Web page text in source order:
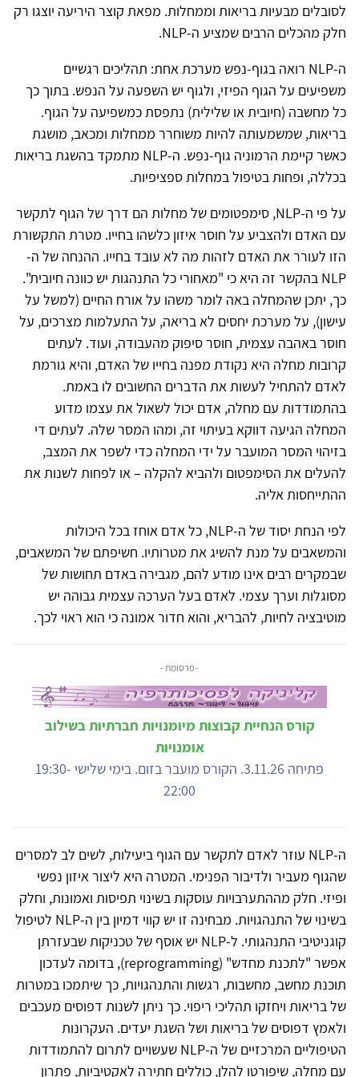
לסובלים מבעיות בריאות וממחלות. מפאת קוצר היריעה יוצגו רק
חלק מהכלים הרבים שמציע ה-NLP.
ה-NLP רואה בגוף-נפש מערכת אחת: תהליכים רגשיים
משפיעים על הגוף הפיזי, ולגוף יש השפעה על הנפש. בתוך כך
כל מחשבה (חיובית או שלילית) נתפסת כמשפיעה על הגוף.
בריאות, שמשמעותה להיות משוחרר ממחלות ומכאב, מושגת
כאשר קיימת הרמוניה גוף-נפש. ה-NLP מתמקד בהשגת בריאות
בכללה, ופחות בטיפול במחלות ספציפיות.
על פי ה-NLP, סימפטומים של מחלות הם דרך של הגוף לתקשר
עם האדם ולהצביע על חוסר איזון כלשהו בחייו. מטרת התקשורת
הזו לעורר את האדם לזהות מה לא עובד בחייו. ההנחה של ה-
NLP בהקשר זה היא כי "מאחורי כל התנהגות יש כוונה חיובית".
כך, יתכן שהמחלה באה לומר משהו על אורח החיים (למשל על
עישון), על מערכת יחסים לא בריאה, על התעלמות מצרכים, על
חוסר באהבה עצמית, חוסר סיפוק מהעבודה, ועוד. לעתים
קרובות מחלה היא נקודת מפנה בחייו של האדם, והיא גורמת
לאדם להתחיל לעשות את הדברים החשובים לו באמת.
בהתמודדות עם מחלה, אדם יכול לשאול את עצמו מדוע
המחלה הגיעה דווקא בעיתוי זה, ומהו המסר שלה. לעתים די
בזיהוי המסר המועבר על ידי המחלה כדי לשפר את המצב,
להעלים את הסימפטום ולהביא להקלה – או לפחות לשנות את
ההתייחסות אליה.
לפי הנחת יסוד של ה-NLP, כל אדם אוחז בכל היכולות
והמשאבים על מנת להשיג את מטרותיו. חשיפתם של המשאבים,
שבמקרים רבים אינו מודע להם, מגבירה באדם תחושות של
מסוגלות וערך עצמי. לאדם בעל הערכה עצמית גבוהה יש
מוטיבציה לחיות, להבריא, והוא חדור אמונה כי הוא ראוי לכך.
- פרסומת -
קורס הנחיית קבוצות מיומנויות חברתיות בשילוב
אומנויות
פתיחה 3.11.26. הקורס מועבר בזום. בימי שלישי 19:30-
22:00
ה-NLP עוזר לאדם לתקשר עם הגוף ביעילות, לשים לב למסרים
שהגוף מעביר ולדיבור הפנימי. המטרה היא ליצור איזון נפשי
ופיזי. חלק מההתערבויות עוסקות בשינוי תפיסות ואמונות, וחלק
בשינוי של התנהגויות. מבחינה זו יש קווי דמיון בין ה-NLP לטיפול
קוגניטיבי התנהגותי. ל-NLP יש אוסף של טכניקות שבעזרתן
אפשר "לתכנת מחדש" (reprogramming), בדומה לעדכון
תוכנת מחשב, מחשבות, רגשות והתנהגויות, כך שיתמכו במטרות
של בריאות ויחזקו תהליכי ריפוי. כך ניתן לשנות דפוסים מעכבים
ולאמץ דפוסים של בריאות ושל השגת יעדים. העקרונות
הטיפוליים המרכזיים של ה-NLP שעשויים לתרום להתמודדות
עם מחלה, שיפורטו להלן, כוללים חתירה לאקטיביות, פתרון